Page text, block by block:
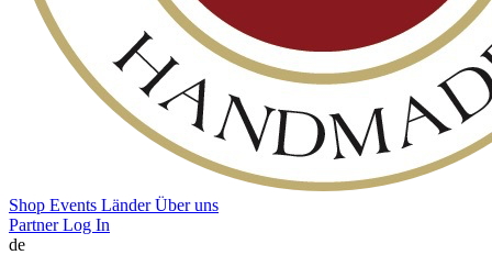
Shop Events LänderÜber uns
Partner Log In
de